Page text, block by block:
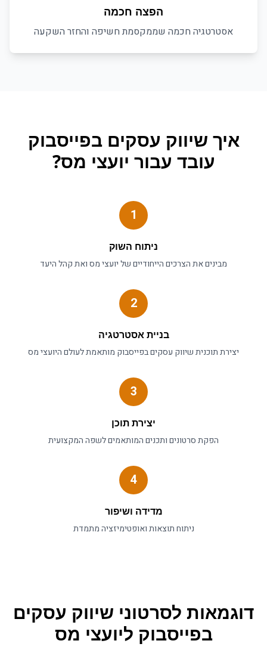
הפצה חכמה
אסטרטגיה חכמה שממקסמת חשיפה והחזר השקעה
איך שיווק עסקים בפייסבוק
עובד עבור יועצי מס?
1
ניתוח השוק
מבינים את הצרכים הייחודיים שליועצי מסואת קהל היעד
2
בניית אסטרטגיה
יצירת תוכניתשיווק עסקים בפייסבוק מותאמת לעולם היועצי מס
3
יצירת תוכן
הפקת סרטונים ותכנים המותאמים לשפה המקצועית
4
מדידה ושיפור
ניתוח תוצאות ואופטימיזציה מתמדת
דוגמאות לסרטוני שיווק עסקים
בפייסבוק ליועצי מס